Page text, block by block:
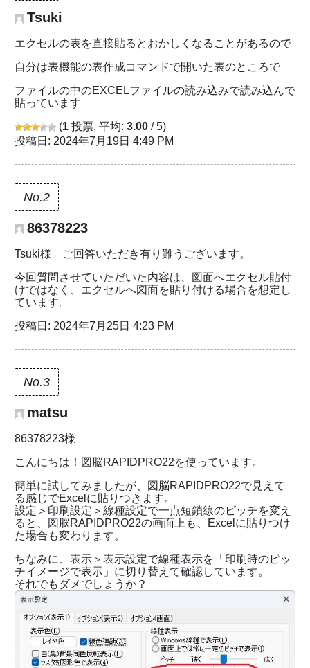
Tsuki
エクセルの表を直接貼るとおかしくなることがあるので
自分は表機能の表作成コマンドで開いた表のところで
ファイルの中のEXCELファイルの読み込みで読み込んで
貼っています
(1 投票, 平均: 3.00 / 5)
投稿日: 2024年7月19日 4:49 PM
No.2
86378223
Tsuki様 ご回答いただき有り難うございます。
今回質問させていただいた内容は、図面へエクセル貼付
けではなく、エクセルへ図面を貼り付ける場合を想定し
ています。
投稿日: 2024年7月25日 4:23 PM
No.3
matsu
86378223様
こんにちは！図脳RAPIDPRO22を使っています。
簡単に試してみましたが、図脳RAPIDPRO22で見えて
る感じでExcelに貼りつきます。
設定＞印刷設定＞線種設定で一点短鎖線のピッチを変え
ると、図脳RAPIDPRO22の画面上も、Excelに貼りつけ
た場合も変わります。
ちなみに、表示＞表示設定で線種表示を「印刷時のピッ
チイメージで表示」に切り替えて確認しています。
それでもダメでしょうか？